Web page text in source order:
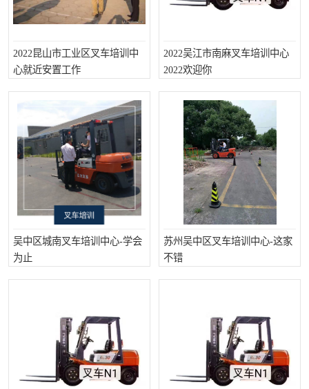
2022昆山市工业区叉车培训中
心就近安置工作
2022吴江市南麻叉车培训中心
2022欢迎你
吴中区城南叉车培训中心-学会
为止
苏州吴中区叉车培训中心-这家
不错